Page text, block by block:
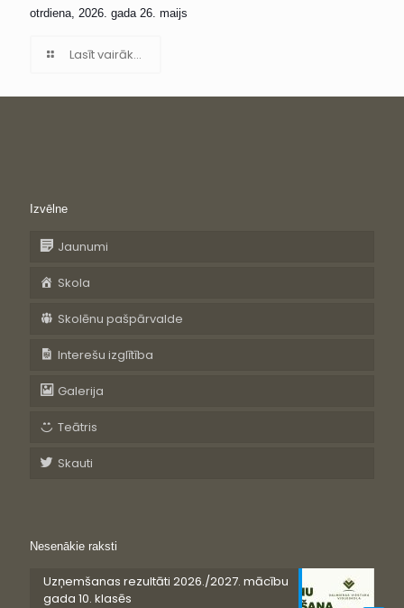
otrdiena, 2026. gada 26. maijs
Lasīt vairāk...
Izvēlne
Jaunumi
Skola
Skolēnu pašpārvalde
Interešu izglītība
Galerija
Teātris
Skauti
Nesenākie raksti
Uzņemšanas rezultāti 2026./2027. mācību
gada 10. klasēs